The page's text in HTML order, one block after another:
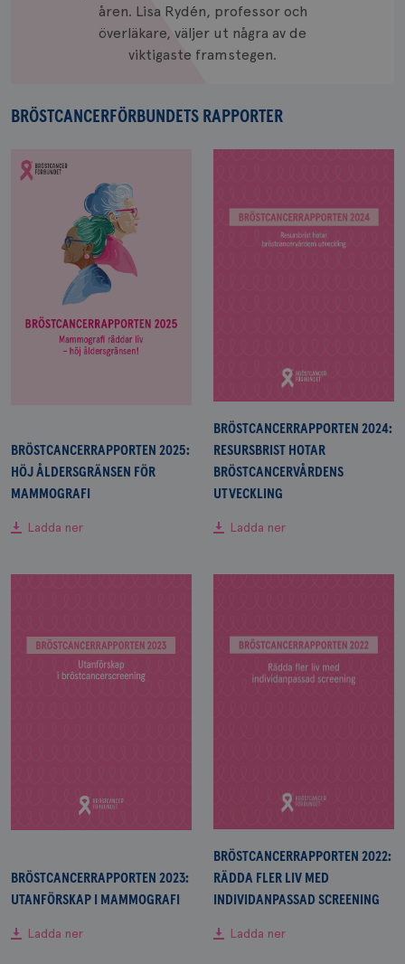
viktiga
framsteg
inom
åren. Lisa Rydén, professor och
överläkare, väljer ut några av de
viktigaste framstegen.
BRÖSTCANCERFÖRBUNDETS RAPPORTER
BRÖSTCANCERRAPPORTEN 2025:
HÖJ ÅLDERSGRÄNSEN FÖR
MAMMOGRAFI
Ladda ner
BRÖSTCANCERRAPPORTEN 2024:
RESURSBRIST HOTAR
BRÖSTCANCERVÅRDENS
UTVECKLING
Ladda ner
BRÖSTCANCERRAPPORTEN 2023:
UTANFÖRSKAP I MAMMOGRAFI
Ladda ner
BRÖSTCANCERRAPPORTEN 2022:
RÄDDA FLER LIV MED
INDIVIDANPASSAD SCREENING
Ladda ner